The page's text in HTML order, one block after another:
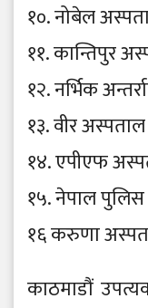
१०. नोबेल
११. कान्तिपुर
१२. नर्भिक
१३. वीर अस्पताल
१४. एपीएफ
१५. नेपाल
१६ करुणा
काठमाडौं